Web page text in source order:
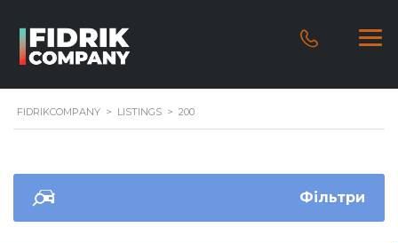
FIDRIKCOMPANY > LISTINGS > 200
Фільтри